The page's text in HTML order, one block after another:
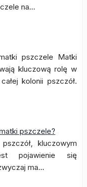
na…
pszczele Matki
kluczową rolę w
kolonii pszczół.
pszczele?
kluczowym
pojawienie się
ma…